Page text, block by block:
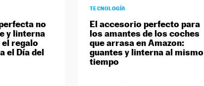
no
y linterna
regalo
el Día del
TECNOLOGÍA
El accesorio perfecto para
los amantes de los coches
que arrasa en Amazon:
guantes y linterna al mismo
tiempo